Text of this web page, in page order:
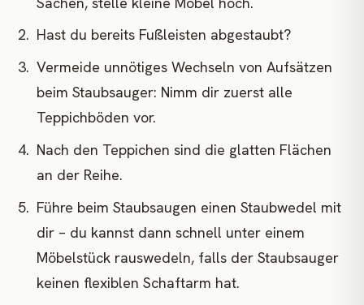
Hast du bereits Fußleisten abgestaubt?
Vermeide unnötiges Wechseln von Aufsätzen
beim Staubsauger: Nimm dir zuerst alle
Teppichböden vor.
Nach den Teppichen sind die glatten Flächen
an der Reihe.
Führe beim Staubsaugen einen Staubwedel mit
dir – du kannst dann schnell unter einem
Möbelstück rauswedeln, falls der Staubsauger
keinen flexiblen Schaftarm hat.